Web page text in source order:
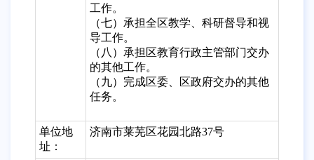
工作。
（七）承担全区教学、科研督导和视
导工作。
（八）承担区教育行政主管部门交办
的其他工作。
（九）完成区委、区政府交办的其他
任务。
单位地
址：
济南市莱芜区花园北路37号